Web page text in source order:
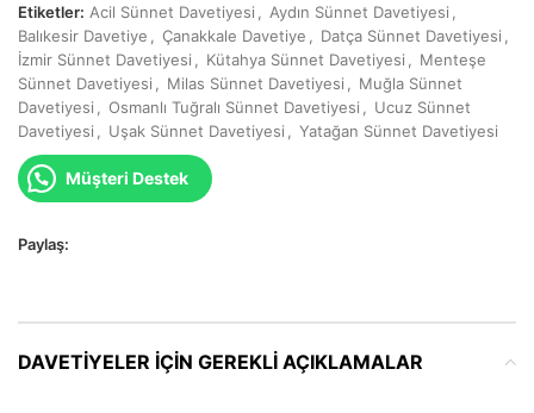
Etiketler: Acil Sünnet Davetiyesi Aydın Sünnet Davetiyesi
Balıkesir Davetiye
Çanakkale Davetiye Datça Sünnet Davetiyesi
İzmir Sünnet Davetiyesi
Kütahya Sünnet Davetiyesi
Menteşe
Sünnet Davetiyesi
Milas Sünnet Davetiyesi
Muğla Sünnet
Davetiyesi
Osmanlı Tuğralı Sünnet Davetiyesi
Ucuz Sünnet
Davetiyesi
Uşak Sünnet Davetiyesi Yatağan Sünnet Davetiyesi
Müşteri Destek
Paylaş:
DAVETIYELER IÇIN GEREKLI AÇIKLAMALAR